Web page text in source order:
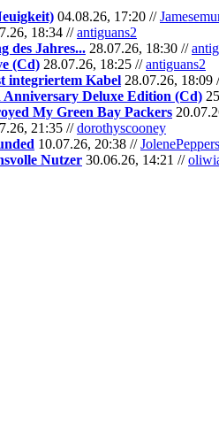
04.08.26, 17:20 //
18:34 //antiguans2
des Jahres... 28.07.26, 18:30 //
(Cd) 28.07.26, 18:25 //antiguans2
integriertem Kabel 28.07.26, 18:09
Anniversary Deluxe Edition (Cd)
My Green Bay Packers
21:35 //dorothyscooney
10.07.26, 20:38 //JolenePeppers
Nutzer 30.06.26, 14:21 //